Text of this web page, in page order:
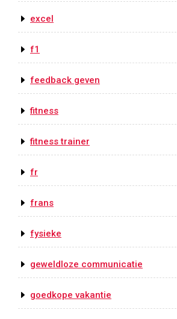
excel
f1
feedback geven
fitness
fitness trainer
fr
frans
fysieke
geweldloze communicatie
goedkope vakantie